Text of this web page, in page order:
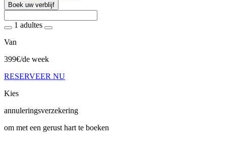
Boek uw verblijf
1 adultes
Van
399€/de week
RESERVEER NU
Kies
annuleringsverzekering
om met een gerust hart te boeken